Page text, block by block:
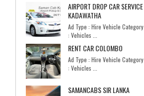
AIRPORT DROP CAR SERVICE
KADAWATHA
Ad Type : Hire Vehicle Category
: Vehicles ...
RENT CAR COLOMBO
Ad Type : Hire Vehicle Category
: Vehicles ...
SAMANCABS SIR LANKA